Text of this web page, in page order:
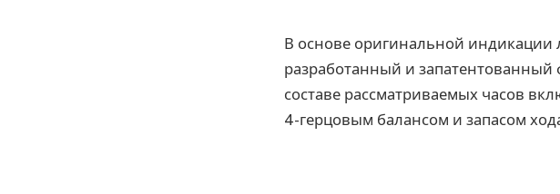
В основе оригинальной индикации
разработанный и запатентованный
составе рассматриваемых часов
4-герцовым балансом и запасом